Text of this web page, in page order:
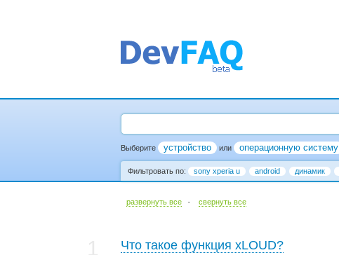
Выберите устройство или операционную систему
Фильтровать по: sony xperia u android динамик
развернуть все · cвернуть все
Что такое функция xLOUD?